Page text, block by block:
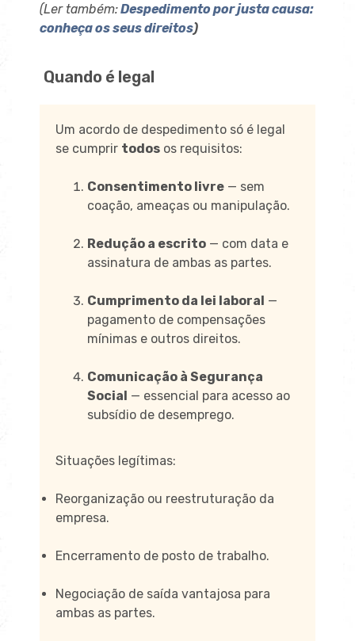
(Ler também:Despedimento por justa causa:
conheça os seus direitos)
Quando é legal
Um acordo de despedimento só é legal
se cumprir todos os requisitos:
Consentimento livre — sem
coação, ameaças ou manipulação.
Redução a escrito — com data e
assinatura de ambas as partes.
Cumprimento da lei laboral —
pagamento de compensações
mínimas e outros direitos.
Comunicação à Segurança
Social — essencial para acesso ao
subsídio de desemprego.
Situações legítimas:
Reorganização ou reestruturação da
empresa.
Encerramento de posto de trabalho.
Negociação de saída vantajosa para
ambas as partes.